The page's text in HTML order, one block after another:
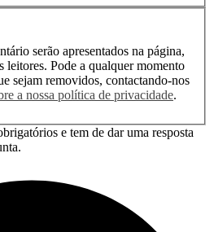
serão apresentados na página,
momento
sejam removidos, contactando-nos
mais sobre a nossa política de privacidade.
e tem de dar uma resposta